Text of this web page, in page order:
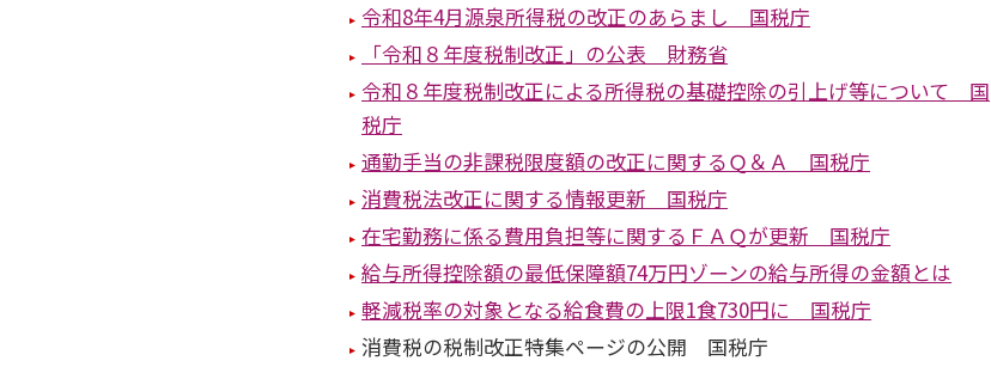
令和8年4月源泉所得税の改正のあらまし 国税庁
「令和８年度税制改正」の公表 財務省
令和８年度税制改正による所得税の基礎控除の引上げ等について 国
税庁
通勤手当の非課税限度額の改正に関するＱ＆Ａ 国税庁
消費税法改正に関する情報更新 国税庁
在宅勤務に係る費用負担等に関するＦＡＱが更新 国税庁
給与所得控除額の最低保障額74万円ゾーンの給与所得の金額とは
軽減税率の対象となる給食費の上限1食730円に 国税庁
消費税の税制改正特集ページの公開 国税庁